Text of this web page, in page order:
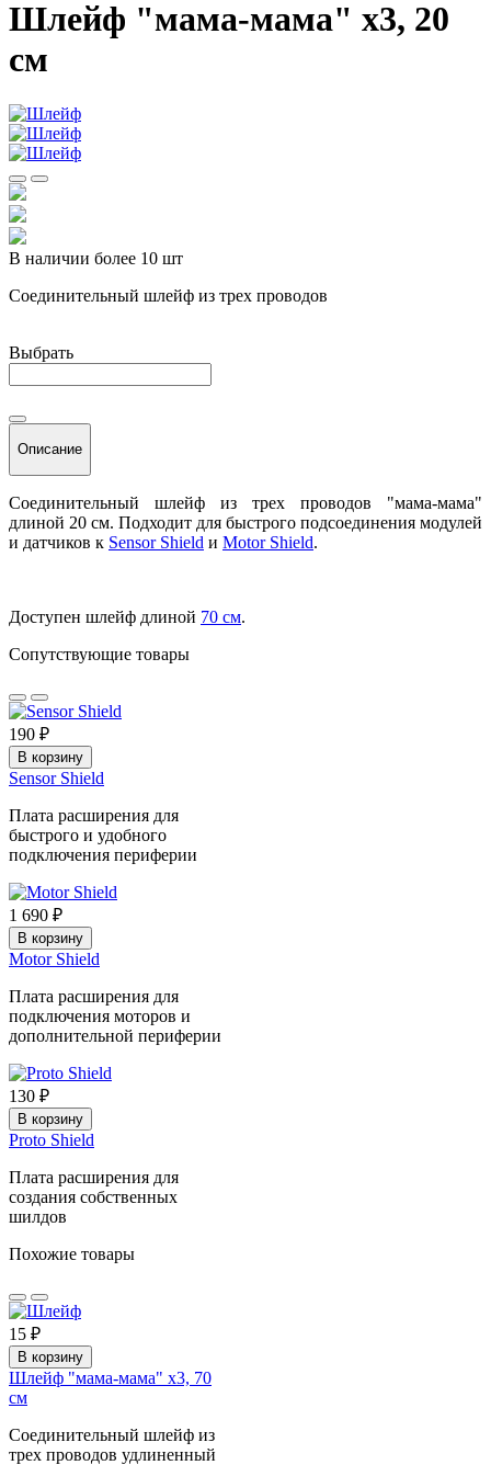
Шлейф "мама-мама" х3, 20
см
В наличии более 10 шт
Соединительный шлейф из трех проводов
Выбрать
Описание
Соединительный шлейф из трех проводов "мама-мама"
длиной 20 см. Подходит для быстрого подсоединения модулей
и датчиков к Sensor Shield и Motor Shield.
Доступен шлейф длиной 70 см.
Сопутствующие товары
190 ₽
В корзину
Sensor Shield
Плата расширения для
быстрого и удобного
подключения периферии
1 690 ₽
В корзину
Motor Shield
Плата расширения для
подключения моторов и
дополнительной периферии
130 ₽
В корзину
Proto Shield
Плата расширения для
создания собственных
шилдов
Похожие товары
15 ₽
В корзину
Шлейф "мама-мама" х3, 70
см
Соединительный шлейф из
трех проводов удлиненный